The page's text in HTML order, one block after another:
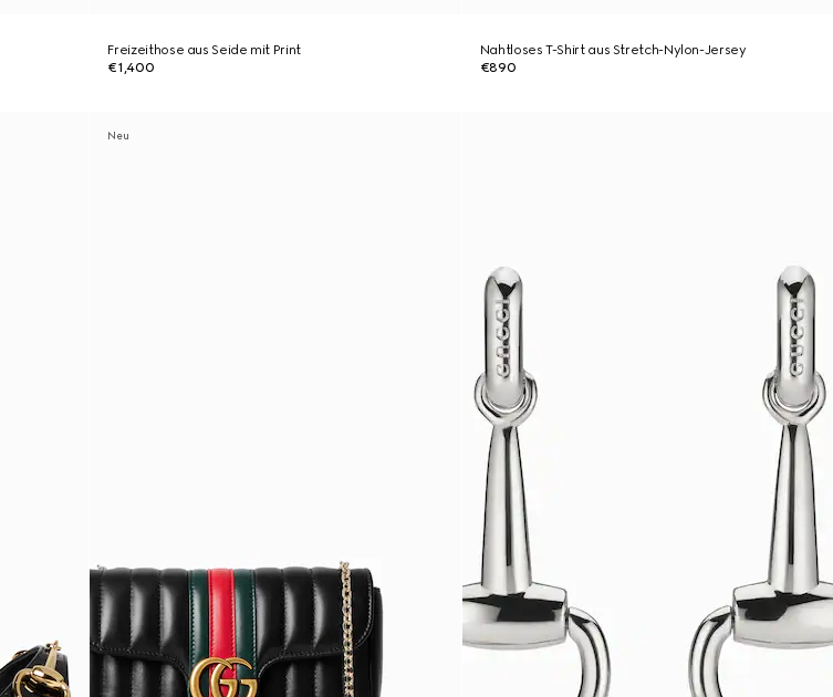
Freizeithose aus Seide mit Print
€1,400
Nahtloses T-Shirt aus Stretch-Nylon-Jersey
€890
Neu